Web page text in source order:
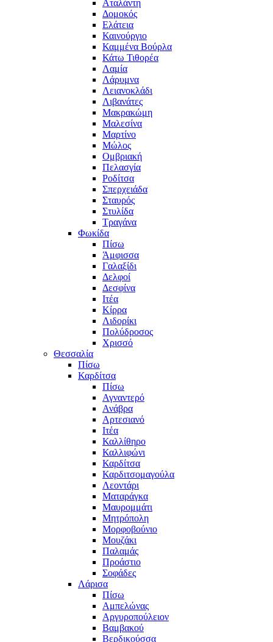
Αταλάντη
Δομοκός
Ελάτεια
Καινούργιο
Καμμένα Βούρλα
Κάτω Τιθορέα
Λαμία
Λάρυμνα
Λειανοκλάδι
Λιβανάτες
Μακρακώμη
Μαλεσίνα
Μαρτίνο
Μώλος
Ομβριακή
Πελασγία
Ροδίτσα
Σπερχειάδα
Σταυρός
Στυλίδα
Τραγάνα
Φωκίδα
Πίσω
Άμφισσα
Γαλαξίδι
Δελφοί
Δεσφίνα
Ιτέα
Κίρρα
Λιδορίκι
Πολύδροσος
Χρισσό
Θεσσαλία
Πίσω
Καρδίτσα
Πίσω
Αγναντερό
Ανάβρα
Αρτεσιανό
Ιτέα
Καλλίθηρο
Καλλιφώνι
Καρδίτσα
Καρδιτσομαγούλα
Λεοντάρι
Ματαράγκα
Μαυρομμάτι
Μητρόπολη
Μορφοβούνιο
Μουζάκι
Παλαμάς
Προάστιο
Σοφάδες
Λάρισα
Πίσω
Αμπελώνας
Αργυροπούλειον
Βαμβακού
Βερδικούσσα